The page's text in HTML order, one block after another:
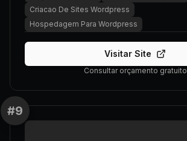
Criacao De Sites Wordpress
Hospedagem Para Wordpress
Visitar Site
Consultar orçamento gratuito
#9